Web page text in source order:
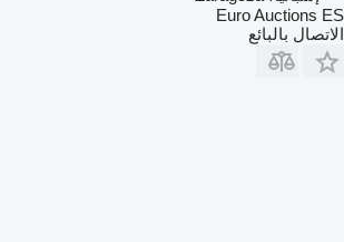
Euro Auctions ES
الاتصال بالبائع